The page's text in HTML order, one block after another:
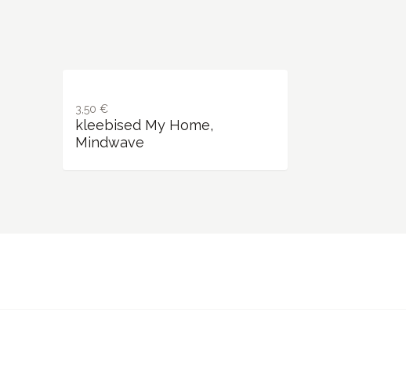
3,50 €
kleebised My Home,
Mindwave